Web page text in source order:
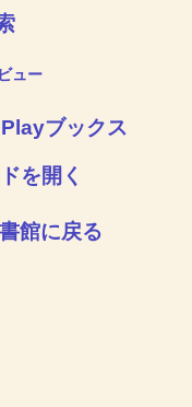
ュー
Playブックス
を開く
館に戻る